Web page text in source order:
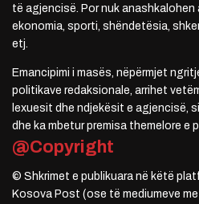
të agjencisë. Por nuk
ekonomia, sporti, shëndetësia,
etj.
Emancipimi i masës, nëpërmjet
politikave redaksionale, arrihet
lexuesit dhe ndjekësit e agjencisë,
dhe ka mbetur premisa themelore e
@Copyright
© Shkrimet e publikuara në këtë
Kosova Post (ose të mediumeve